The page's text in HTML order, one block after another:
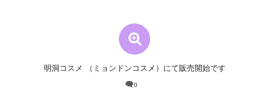
明洞コスメ （ミョンドンコスメ）にて販売開始です
0